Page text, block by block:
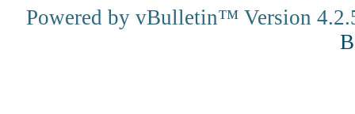
Powered by vBulletin™ Version